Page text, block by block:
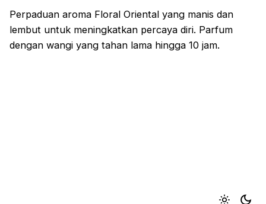
Perpaduan aroma Floral Oriental yang manis dan
lembut untuk meningkatkan percaya diri. Parfum
dengan wangi yang tahan lama hingga 10 jam.